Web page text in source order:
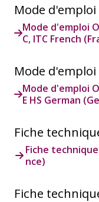
Mode d'emploi
Mode d'emploi
C, ITC French
Mode d'emploi
Mode d'emploi
E HS German
Fiche
Fiche technique
nce)
Fiche